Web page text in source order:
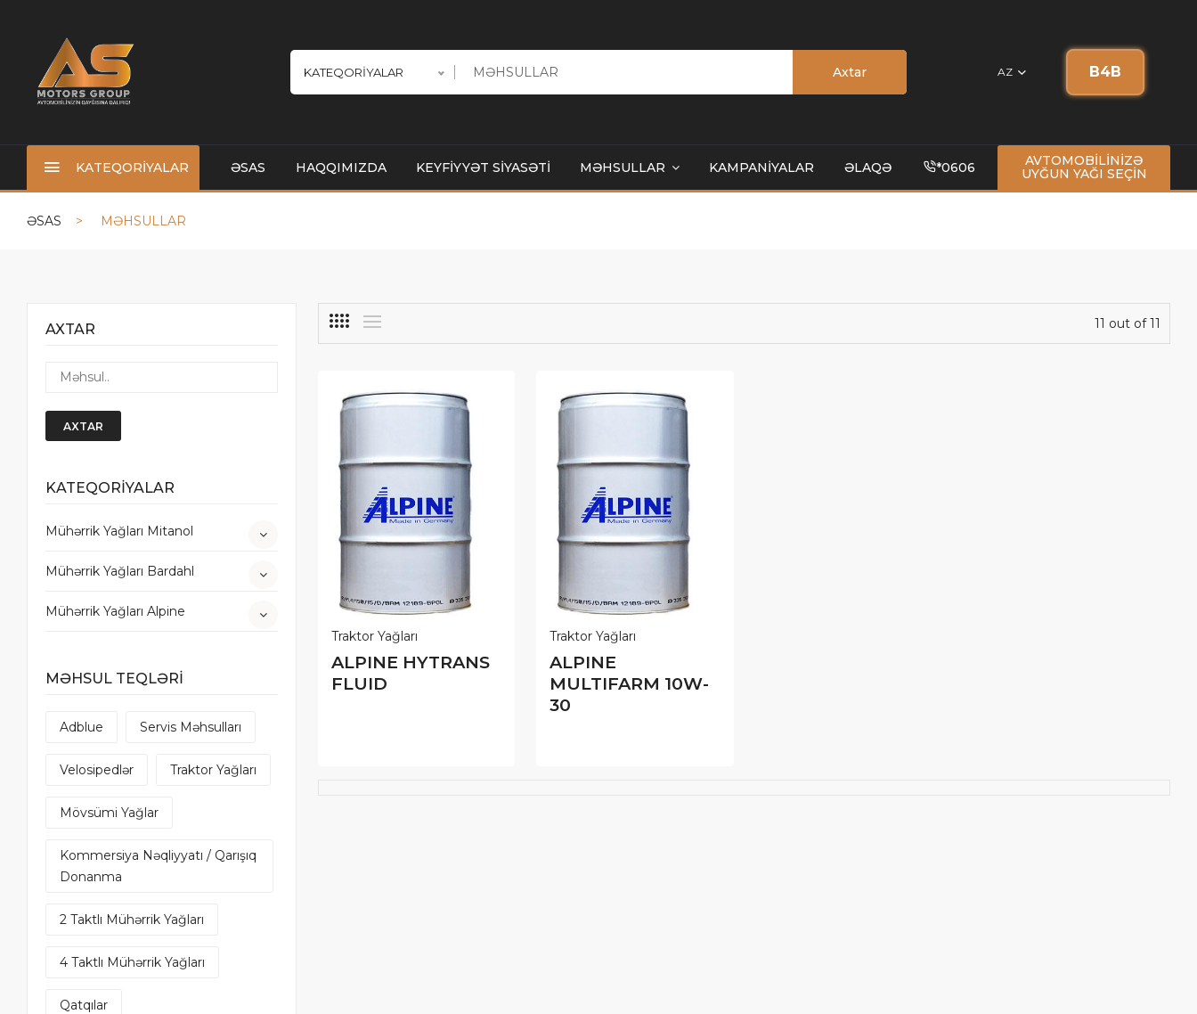
KATEQORİYALAR Axtar AZ B4B
KATEQORİYALAR ƏSAS HAQQIMIZDA KEYFİYYƏT SİYASƏTİ MƏHSULLAR KAMPANİYALAR ƏLAQƏ *0606
AVTOMOBİLİNİZƏ
UYĞUN YAĞI SEÇİN
ƏSAS MƏHSULLAR
AXTAR
AXTAR
KATEQORİYALAR
Mühərrik Yağları Mitanol
Mühərrik Yağları Bardahl
Mühərrik Yağları Alpine
MƏHSUL TEQLƏRİ
Adblue Servis Məhsulları
Velosipedlər Traktor Yağları
Mövsümi Yağlar
Kommersiya Nəqliyyatı / Qarışıq
Donanma
2 Taktlı Mühərrik Yağları
4 Taktlı Mühərrik Yağları
Qatqılar
11 out of 11
Traktor Yağları
ALPINE HYTRANS
FLUID
Traktor Yağları
ALPINE
MULTIFARM 10W-
30